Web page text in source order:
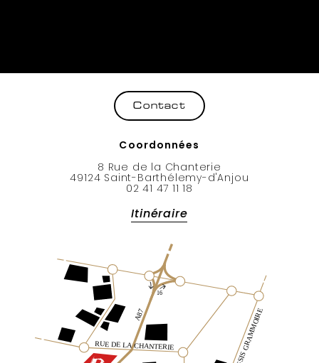
Coordonnées
8 Rue de la Chanterie
49124 Saint-Barthélemy-d'Anjou
02 41 47 11 18
Itinéraire